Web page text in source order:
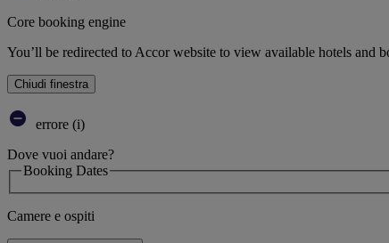
Core booking engine
You’ll be redirected to Accor website to view available hotels and
Chiudi finestra
errore (i)
Dove vuoi andare?
Booking Dates
Camere e ospiti